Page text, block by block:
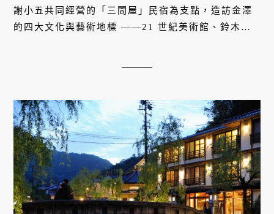
謝小五共同經營的「三間屋」民宿為支點，造訪金澤
的四大文化與藝術地標 ——21 世紀美術館、鈴木大